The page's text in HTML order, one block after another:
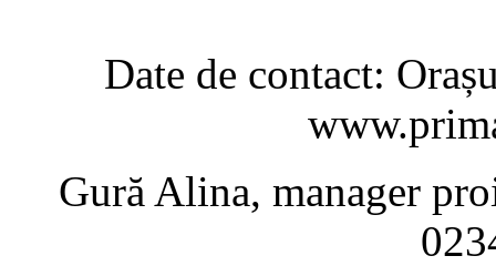
Date de contact:
Gură Alina, manager